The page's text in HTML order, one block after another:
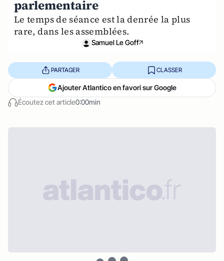
parlementaire
Le temps de séance est la denrée la plus
rare, dans les assemblées.
Samuel Le Goff
Écoutez cet article0:00min
PARTAGER CLASSER
Ajouter Atlantico en favori sur Google